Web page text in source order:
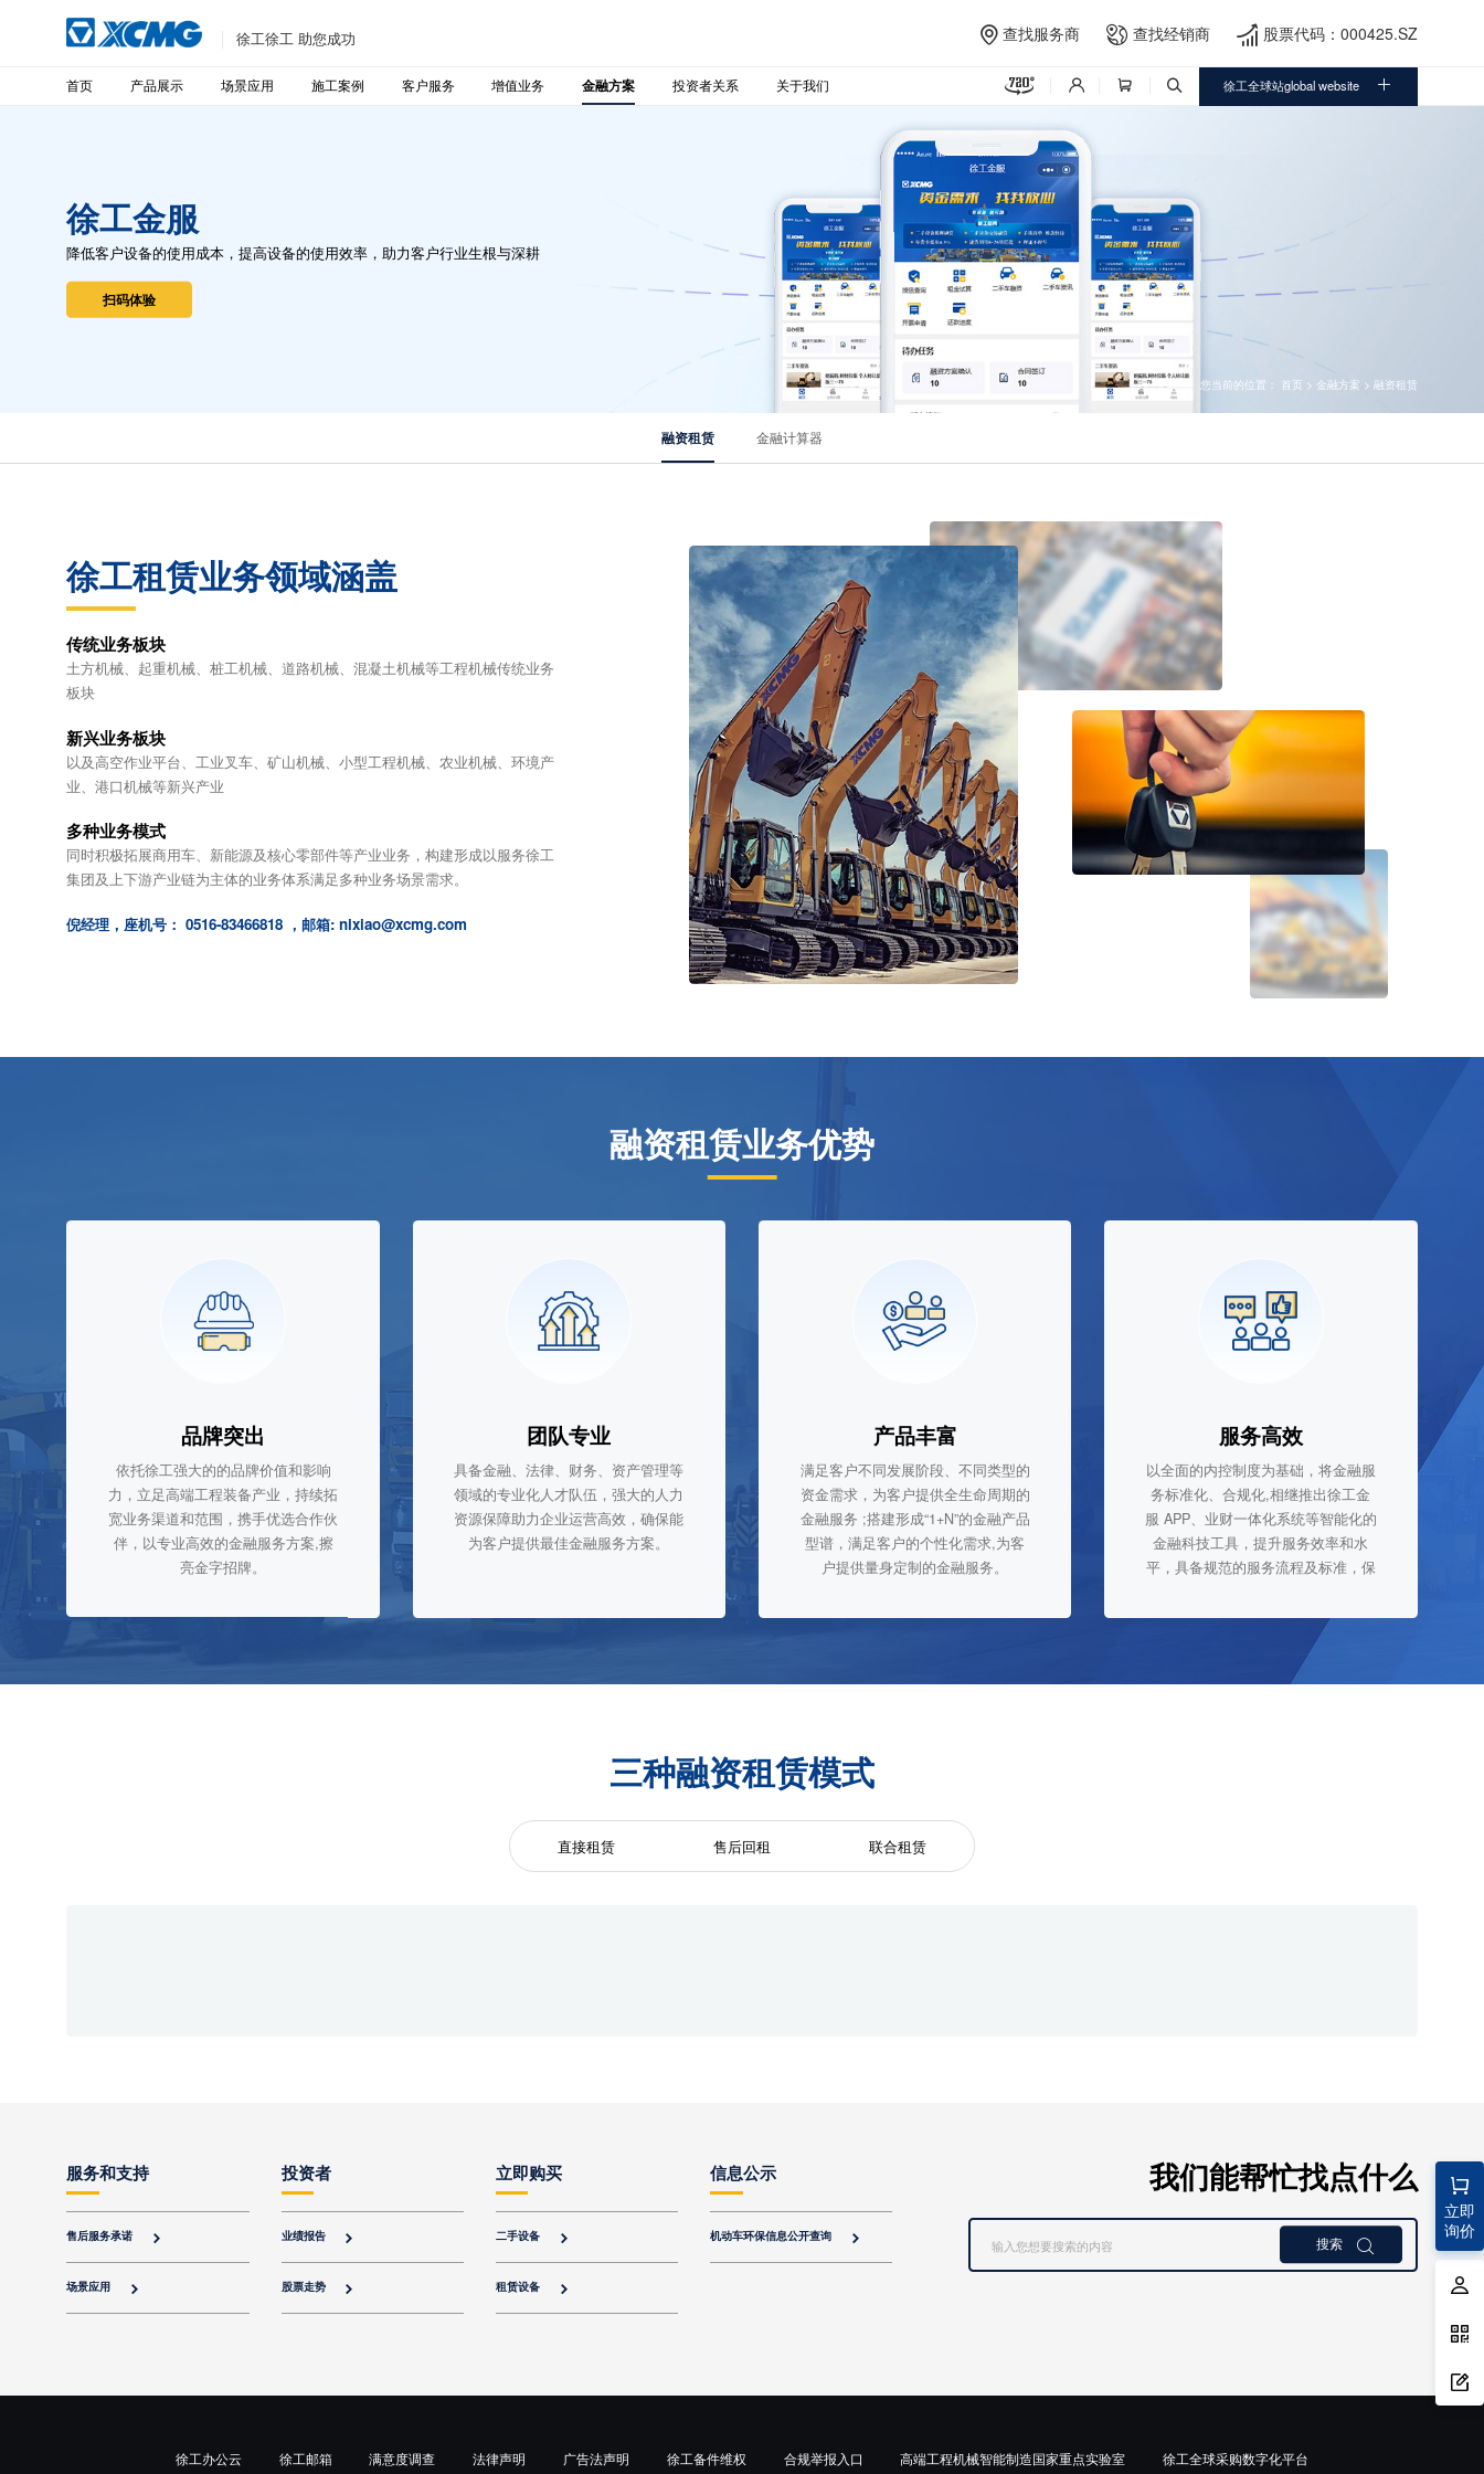
徐工徐工 助您成功  查找服务商  查找经销商  股票代码：000425.SZ
首页 产品展示 场景应用 施工案例 客户服务 增值业务 金融方案 投资者关系 关于我们     徐工全球站global website 
徐工金服
降低客户设备的使用成本，提高设备的使用效率，助力客户行业生根与深耕
扫码体验
您当前的位置： 首页 > 金融方案 > 融资租赁
融资租赁 金融计算器
徐工租赁业务领域涵盖
传统业务板块
土方机械、起重机械、桩工机械、道路机械、混凝土机械等工程机械传统业务
板块
新兴业务板块
以及高空作业平台、工业叉车、矿山机械、小型工程机械、农业机械、环境产
业、港口机械等新兴产业
多种业务模式
同时积极拓展商用车、新能源及核心零部件等产业业务，构建形成以服务徐工
集团及上下游产业链为主体的业务体系满足多种业务场景需求。
倪经理，座机号：0516-83466818 ，邮箱:nixiao@xcmg.com 为成功租赁 为美好融资
https://www.xcmg.com/
融资租赁业务优势
品牌突出
依托徐工强大的的品牌价值和影响
力，立足高端工程装备产业，持续拓
宽业务渠道和范围，携手优选合作伙
伴，以专业高效的金融服务方案,擦
亮金字招牌。
团队专业
具备金融、法律、财务、资产管理等
领域的专业化人才队伍，强大的人力
资源保障助力企业运营高效，确保能
为客户提供最佳金融服务方案。
产品丰富
满足客户不同发展阶段、不同类型的
资金需求，为客户提供全生命周期的
金融服务 ;搭建形成“1+N”的金融产品
型谱，满足客户的个性化需求,为客
户提供量身定制的金融服务。
服务高效
以全面的内控制度为基础，将金融服
务标准化、合规化,相继推出徐工金
服 APP、业财一体化系统等智能化的
金融科技工具，提升服务效率和水
平，具备规范的服务流程及标准，保
三种融资租赁模式
直接租赁 售后回租 联合租赁
立即
询价
服务和支持
售后服务承诺 
场景应用 
投资者
业绩报告 
股票走势 
立即购买
二手设备 
租赁设备 
信息公示
机动车环保信息公开查询 
我们能帮忙找点什么
搜索 
徐工办公云 徐工邮箱 满意度调查 法律声明 广告法声明 徐工备件维权 合规举报入口 高端工程机械智能制造国家重点实验室 徐工全球采购数字化平台